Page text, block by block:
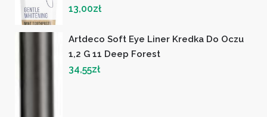
13,00zł
Artdeco Soft Eye Liner Kredka Do Oczu
1,2 G 11 Deep Forest
34,55zł